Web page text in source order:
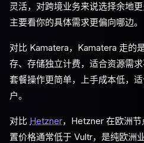
灵活，对跨境业务来说选择余地
主要看你的具体需求更偏向哪边。
对比 Kamatera，Kamatera 走的
存、存储独立计费，适合资源需
套餐操作更简单，上手成本低，
户。
对比 Hetzner，Hetzner 在欧洲
置价格通常低于 Vultr，是纯欧洲